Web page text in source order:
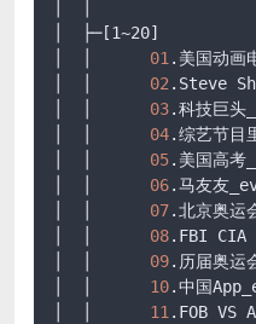
│  ├─[1~20]
01.美国动画
02.Steve
03.科技巨头
04.综艺节目
05.美国高考
06.马友友
07.北京奥运
08.FBI CIA
09.历届奥运
10.中国
11.FOB VS